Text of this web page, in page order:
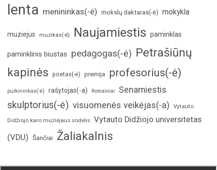
lenta menininkas(-ė) mokslų daktaras(-ė) mokykla
muziejus muzikas(-ė) Naujamiestis paminklas
paminklinis biustas pedagogas(-ė) Petrašiūnų
kapinės poetas(-ė) premija profesorius(-ė)
pulkininkas(-ė) rašytojas(-a) Romainiai Senamiestis
skulptorius(-ė) visuomenės veikėjas(-a) Vytauto
Didžiojo karo muziejaus sodelis Vytauto Didžiojo universitetas
(VDU) Šančiai Žaliakalnis